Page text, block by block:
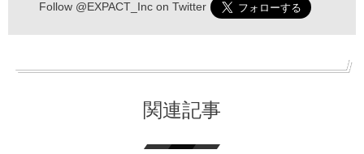
Follow @EXPACT_Incon Twitter
関連記事